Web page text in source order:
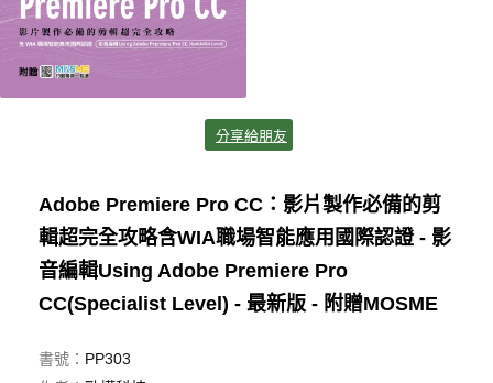
分享給朋友
Adobe Premiere Pro CC：影片製作必備的剪
輯超完全攻略含WIA職場智能應用國際認證 - 影
音編輯Using Adobe Premiere Pro
CC(Specialist Level) - 最新版 - 附贈MOSME
書號： PP303